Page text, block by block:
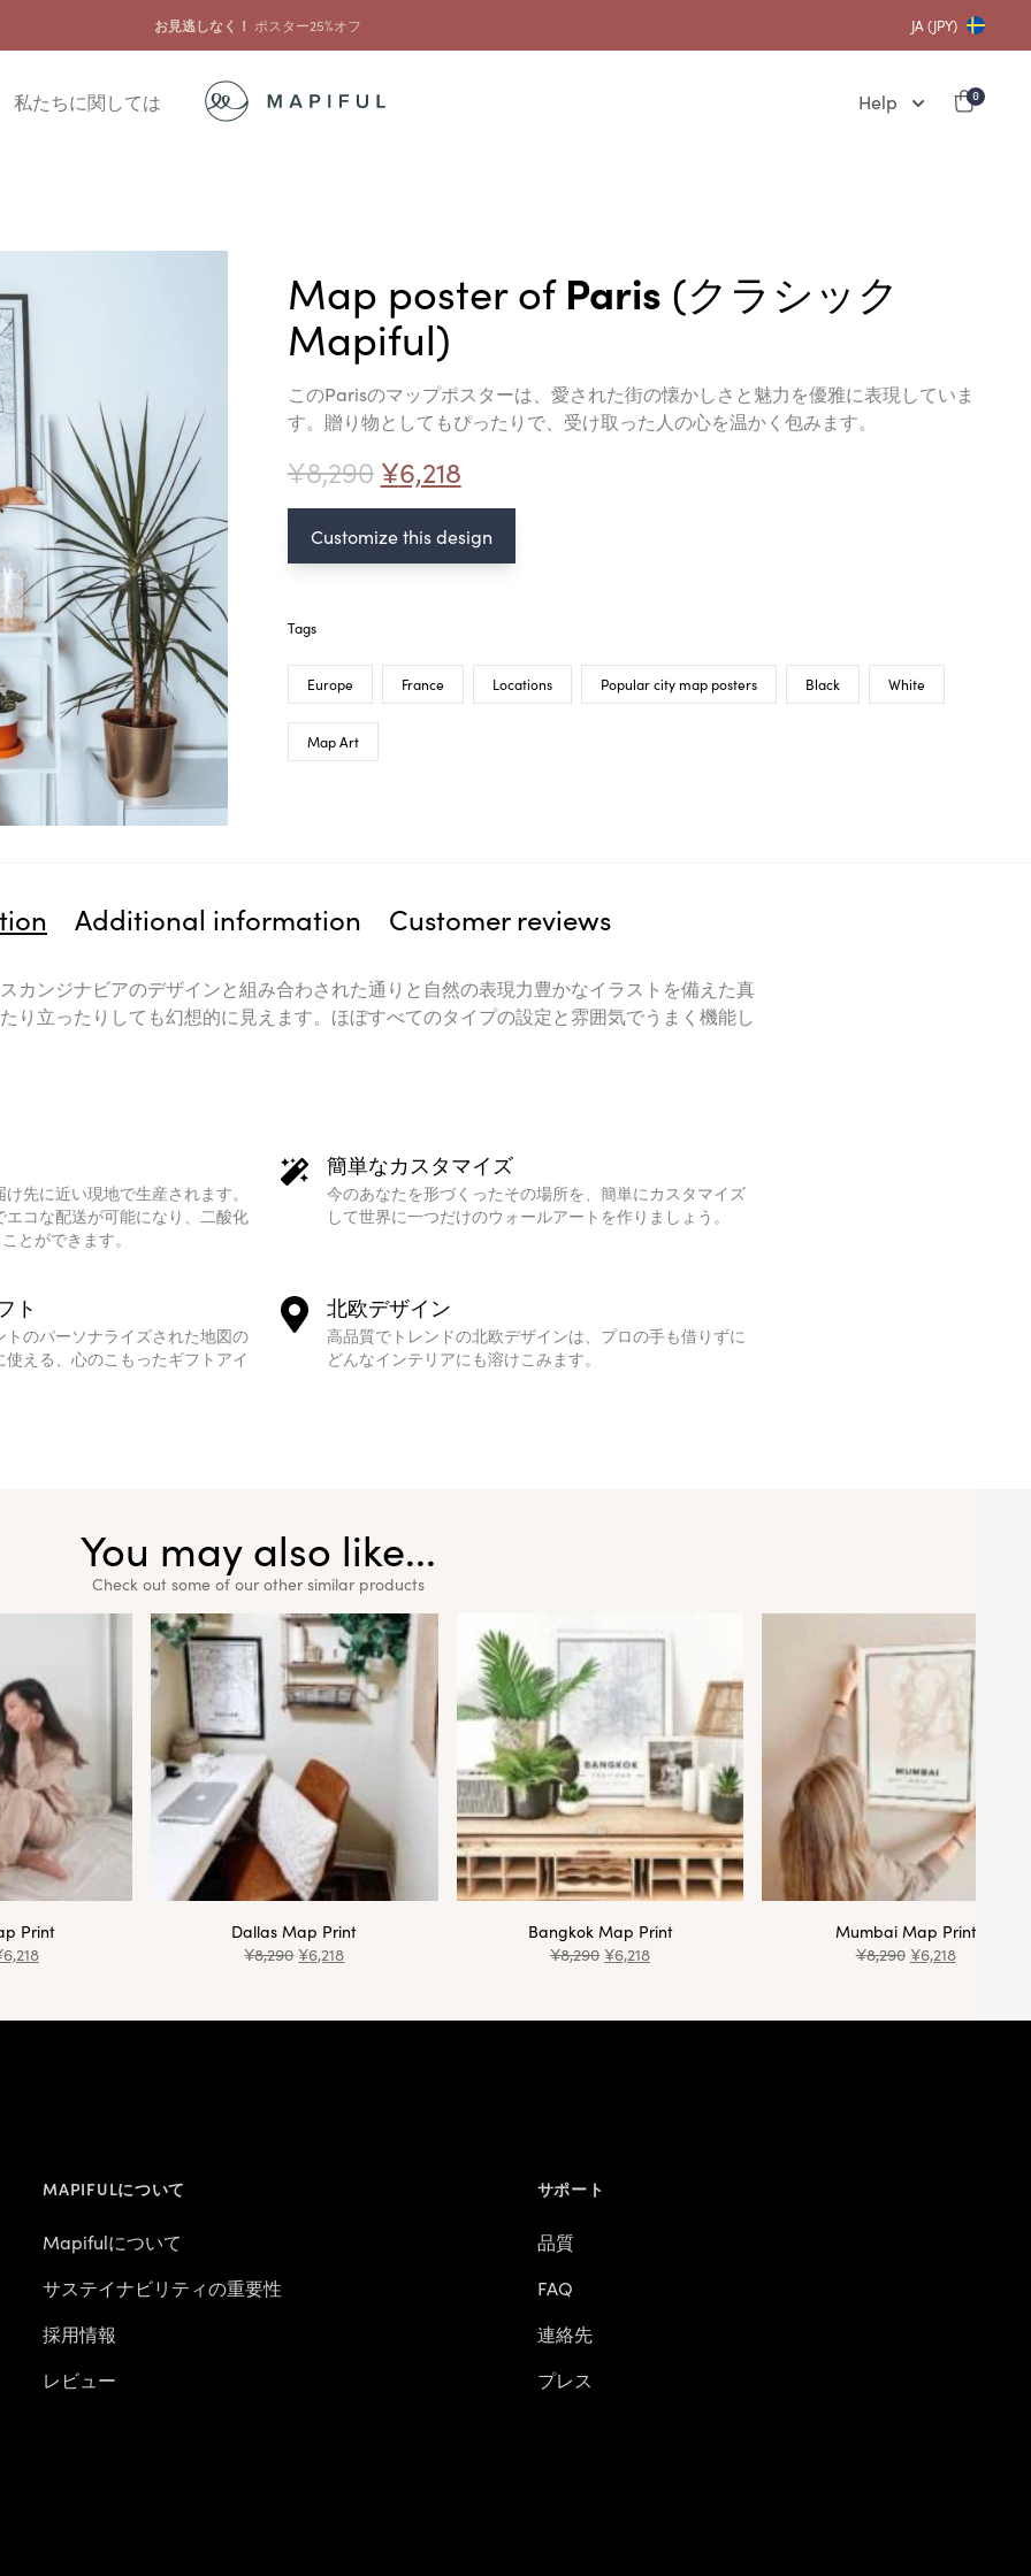
お見逃しなく！ ポスター25%オフ JA (JPY)
私たちに関しては Help 0
Map poster ofParis (クラシック
Mapiful)
このParisのマップポスターは、愛された街の懐かしさと魅力を優雅に表現していま
す。贈り物としてもぴったりで、受け取った人の心を温かく包みます。
¥8,290 ¥6,218
Customize this design
Tags
Europe France Locations Popular city map posters Black White
Map Art
Additional information Customer reviews
カンジナビアのデザインと組み合わされた通りと自然の表現力豊かなイラストを備えた真
り立ったりしても幻想的に見えます。ほぼすべてのタイプの設定と雰囲気でうまく機能し
先に近い現地で生産されます。
エコな配送が可能になり、二酸化
とができます。
簡単なカスタマイズ
今のあなたを形づくったその場所を、簡単にカスタマイズ
して世界に一つだけのウォールアートを作りましょう。
ト
のパーソナライズされた地図の
える、心のこもったギフトアイ
北欧デザイン
高品質でトレンドの北欧デザインは、プロの手も借りずに
どんなインテリアにも溶けこみます。
You may also like...
Check out some of our other similar products
Print
6,218
Dallas Map Print
¥8,290 ¥6,218
Bangkok Map Print
¥8,290 ¥6,218
Mumbai Map Print
¥8,290 ¥6,218
MAPIFULについて
Mapifulについて
サステイナビリティの重要性
採用情報
レビュー
サポート
品質
FAQ
連絡先
プレス